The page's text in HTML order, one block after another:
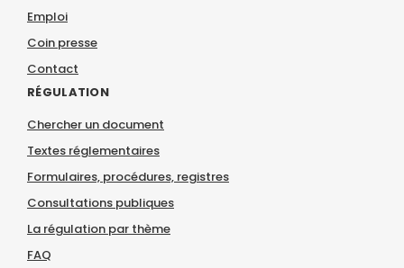
Emploi
Coin presse
Contact
RÉGULATION
Chercher un document
Textes réglementaires
Formulaires, procédures, registres
Consultations publiques
La régulation par thème
FAQ